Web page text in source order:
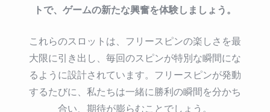
トで、ゲームの新たな興奮を体験しましょう。
これらのスロットは、フリースピンの楽しさを最
大限に引き出し、毎回のスピンが特別な瞬間にな
るように設計されています。フリースピンが発動
するたびに、私たちは一緒に勝利の瞬間を分かち
合い、期待が膨らむことでしょう。